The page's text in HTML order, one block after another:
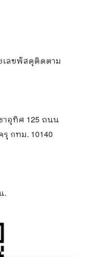
ลขพัสดุติดตาม
าอุทิศ 125 ถนน
กทม. 10140
.